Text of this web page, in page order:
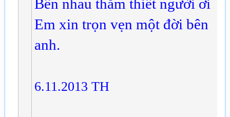
Bên nhau thắm thiết người ơi
Em xin trọn vẹn một đời bên
anh.
6.11.2013 TH